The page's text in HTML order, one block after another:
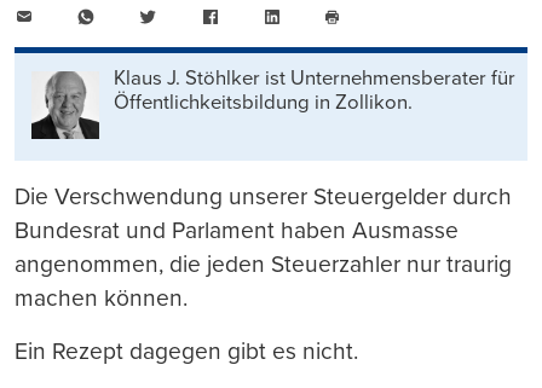
WhatsAppTwitter FacebookLinkedIn
drucken
Klaus J. Stöhlker ist Unternehmens­berater für
Öffentlichkeits­bildung in Zollikon.
Die Verschwendung unserer Steuergelder durch
Bundesrat und Parlament haben Ausmasse
angenommen, die jeden Steuerzahler nur traurig
machen können.
Ein Rezept dagegen gibt es nicht.